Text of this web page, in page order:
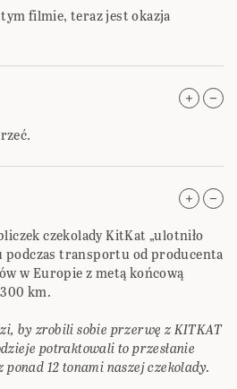
filmie, teraz jest okazja
czekolady KitKat „ulotniło
podczas transportu od producenta
w Europie z metą końcową
km.
by zrobili sobie przerwę z KITKAT
potraktowali to przesłanie
12 tonami naszej czekolady.